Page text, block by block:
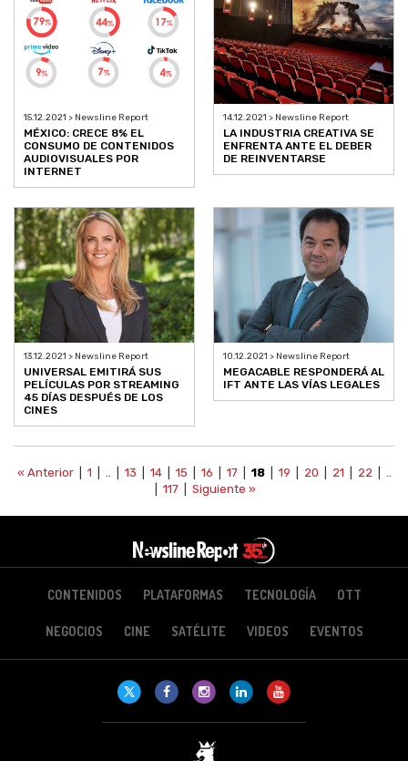
15.12.2021 > Newsline Report
MÉXICO: CRECE 8% EL
CONSUMO DE CONTENIDOS
AUDIOVISUALES POR
INTERNET
14.12.2021 > Newsline Report
LA INDUSTRIA CREATIVA SE
ENFRENTA ANTE EL DEBER
DE REINVENTARSE
13.12.2021 > Newsline Report
UNIVERSAL EMITIRÁ SUS
PELÍCULAS POR STREAMING
45 DÍAS DESPUÉS DE LOS
CINES
10.12.2021 > Newsline Report
MEGACABLE RESPONDERÁ AL
IFT ANTE LAS VÍAS LEGALES
« Anterior| 1 13 14| 15 16 17| 18| 19 20 21 22
117 Siguiente »
CONTENIDOS PLATAFORMAS TECNOLOGÍA OTT
NEGOCIOS CINE SATÉLITE VIDEOS EVENTOS